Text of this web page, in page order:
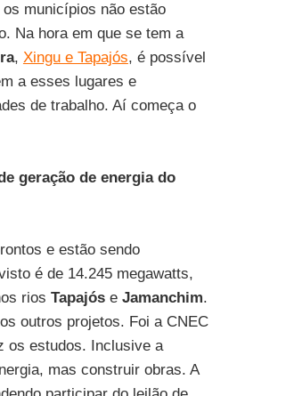
municípios não estão
Na hora em que se tem a
, Xingu e Tapajós, é possível
a esses lugares e
de trabalho. Aí começa o
geração de energia do
e estão sendo
é de 14.245 megawatts,
rios Tapajóse Jamanchim.
outros projetos. Foi a CNEC
os estudos. Inclusive a
mas construir obras. A